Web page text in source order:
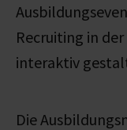
Recruiting in
interaktiv
Die